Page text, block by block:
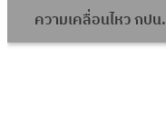
ความเคลื่อนไหว กปน.